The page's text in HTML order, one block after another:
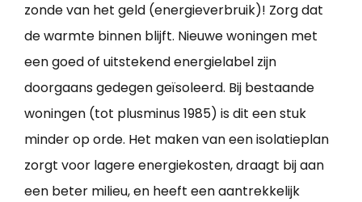
zonde van het geld (energieverbruik)! Zorg dat
de warmte binnen blijft. Nieuwe woningen met
een goed of uitstekend energielabel zijn
doorgaans gedegen geïsoleerd. Bij bestaande
woningen (tot plusminus 1985) is dit een stuk
minder op orde. Het maken van een isolatieplan
zorgt voor lagere energiekosten, draagt bij aan
een beter milieu, en heeft een aantrekkelijk